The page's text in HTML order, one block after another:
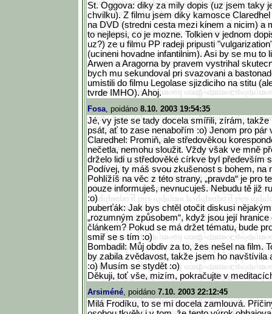
St. Oggova: diky za mily dopis (uz jsem taky
chvilku). Z filmu jsem diky kamosce
na DVD (stredni cesta mezi kinem a nicim) a
to nejlepsi, co je mozne. Tolkien v jednom
uz?) ze u filmu PP radeji pripusti
(ucineni hovadne infantilnim). Asi by se mu to
Arwen a Aragorna by pravem vystrihal
bych mu sekundoval pri svazovani a
umistili do filmu Legolase sjizdiciho na stitu
tvrde IMHO). Ahoj.
Fosa, poidáno 8.10. 2003 19:54:35
Jé, vy jste se tady docela smířili, zírám, takže
psát, ať to zase nenabořím :o) Jenom pro
Claredhel: Promiň, ale středověkou
nečetla, nemohu sloužit. Vždy však ve mně
drželo lidi u středověké církve byl především
Podívej, ty máš svou zkušenost s bohem, na
Pohlížíš na věc z této strany, „pravda“ je pro
pouze informuješ, nevnucuješ. Nebudu tě již
:o)
puberťák: Jak bys chtěl otočit diskusi
„rozumným způsobem“, když jsou její
článkem? Pokud se má držet tématu, bude
smiř se s tím :o)
Bombadil: Můj obdiv za to, žes nešel na film.
by zabila zvědavost, takže jsem ho navštívila
:o) Musím se stydět :o)
Děkuji, toť vše, mizím, pokračujte v
Arsiméné, poidáno 7.10. 2003 22:12:45
Milá Frodíku, to se mi docela zamlouvá.